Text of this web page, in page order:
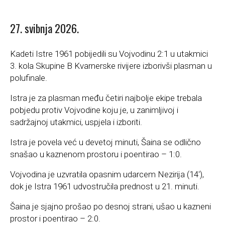
27. svibnja 2026.
Kadeti Istre 1961 pobijedili su Vojvodinu 2:1 u utakmici
3. kola Skupine B Kvarnerske rivijere izborivši plasman u
polufinale.
Istra je za plasman među četiri najbolje ekipe trebala
pobjedu protiv Vojvodine koju je, u zanimljivoj i
sadržajnoj utakmici, uspjela i izboriti.
Istra je povela već u devetoj minuti, Šaina se odlično
snašao u kaznenom prostoru i poentirao – 1:0.
Vojvodina je uzvratila opasnim udarcem Nezirija (14′),
dok je Istra 1961 udvostručila prednost u 21. minuti.
Šaina je sjajno prošao po desnoj strani, ušao u kazneni
prostor i poentirao – 2:0.